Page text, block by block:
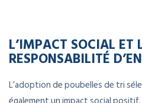
L’IMPACT SOCIAL ET
RESPONSABILITÉ
L’adoption de poubelles de tri